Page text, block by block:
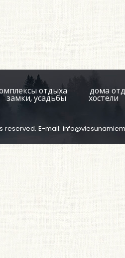
отдыха дома
замки, усадьбы хостели
reserved. E-mail: